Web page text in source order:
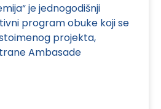
je jednogodišnji
program obuke koji se
projekta,
Ambasade